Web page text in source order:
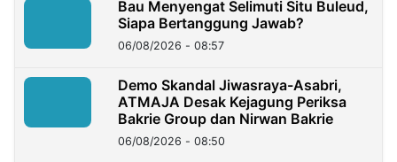
Bau Menyengat Selimuti Situ Buleud,
Siapa Bertanggung Jawab?
06/08/2026 - 08:57
Demo Skandal Jiwasraya-Asabri,
ATMAJA Desak Kejagung Periksa
Bakrie Group dan Nirwan Bakrie
06/08/2026 - 08:50